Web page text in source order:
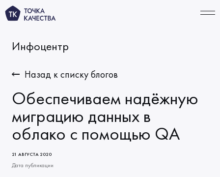
Тестирование ИИ‑продуктов
Автоматизация тестирования
ПОРТФОЛИО
О нас
Инфоцентр
Назад к списку блогов
Обеспечиваем надёжную
миграцию данных в
облако с помощью QA
21 АВГУСТА 2020
Дата публикации